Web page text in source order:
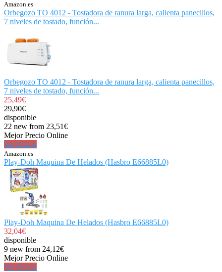
Amazon.es
Orbegozo TO 4012 - Tostadora de ranura larga, calienta panecillos,
7 niveles de tostado, función...
Orbegozo TO 4012 - Tostadora de ranura larga, calienta panecillos,
7 niveles de tostado, función...
25,49€
29,90€
disponible
22 new from 23,51€
Mejor Precio Online
Ver Oferta
Amazon.es
Play-Doh Maquina De Helados (Hasbro E66885L0)
Play-Doh Maquina De Helados (Hasbro E66885L0)
32,04€
disponible
9 new from 24,12€
Mejor Precio Online
Ver Oferta